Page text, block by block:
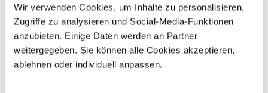
Wir verwenden Cookies, um Inhalte zu personalisieren,
Zugriffe zu analysieren und Social-Media-Funktionen
anzubieten. Einige Daten werden an Partner
weitergegeben. Sie können alle Cookies akzeptieren,
ablehnen oder individuell anpassen.
BEWERTUNGEN (0)